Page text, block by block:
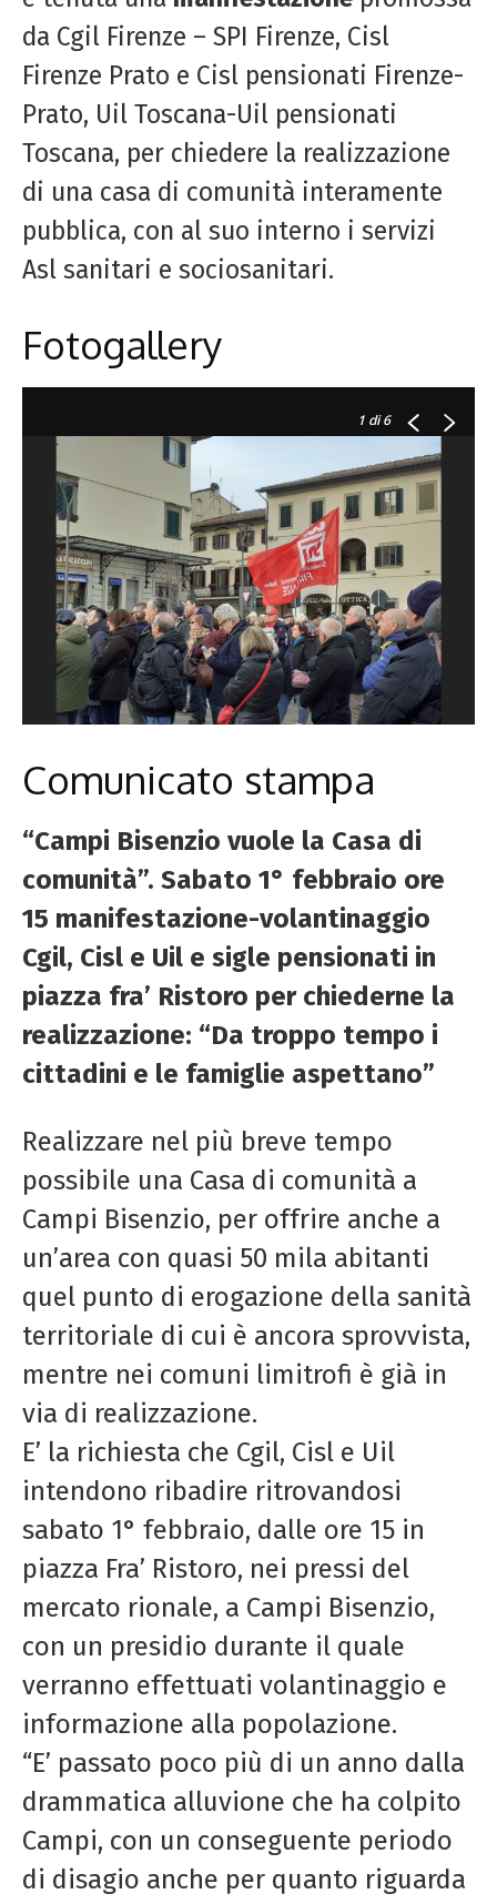
da Cgil Firenze – SPI Firenze, Cisl
Firenze Prato e Cisl pensionati Firenze-
Prato, Uil Toscana-Uil pensionati
Toscana, per chiedere la realizzazione
di una casa di comunità interamente
pubblica, con al suo interno i servizi
Asl sanitari e sociosanitari.
Fotogallery
1 di 6
Comunicato stampa
“Campi Bisenzio vuole la Casa di
comunità”. Sabato 1° febbraio ore
15 manifestazione-volantinaggio
Cgil, Cisl e Uil e sigle pensionati in
piazza fra’ Ristoro per chiederne la
realizzazione: “Da troppo tempo i
cittadini e le famiglie aspettano”
Realizzare nel più breve tempo
possibile una Casa di comunità a
Campi Bisenzio, per offrire anche a
un’area con quasi 50 mila abitanti
quel punto di erogazione della sanità
territoriale di cui è ancora sprovvista,
mentre nei comuni limitrofi è già in
via di realizzazione.
E’ la richiesta che Cgil, Cisl e Uil
intendono ribadire ritrovandosi
sabato 1° febbraio, dalle ore 15 in
piazza Fra’ Ristoro, nei pressi del
mercato rionale, a Campi Bisenzio,
con un presidio durante il quale
verranno effettuati volantinaggio e
informazione alla popolazione.
“E’ passato poco più di un anno dalla
drammatica alluvione che ha colpito
Campi, con un conseguente periodo
di disagio anche per quanto riguarda